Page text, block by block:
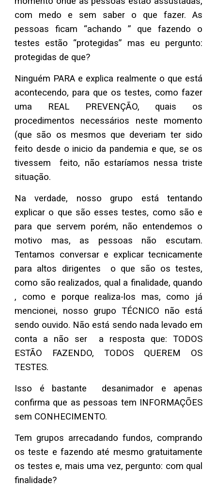
com medo e sem saber o que fazer. As
pessoas ficam “achando ” que fazendo o
testes estão “protegidas” mas eu pergunto:
protegidas de que?
Ninguém PARA e explica realmente o que está
acontecendo, para que os testes, como fazer
uma REAL PREVENÇÃO, quais os
procedimentos necessários neste momento
(que são os mesmos que deveriam ter sido
feito desde o inicio da pandemia e que, se os
tivessem feito, não estaríamos nessa triste
situação.
Na verdade, nosso grupo está tentando
explicar o que são esses testes, como são e
para que servem porém, não entendemos o
motivo mas, as pessoas não escutam.
Tentamos conversar e explicar tecnicamente
para altos dirigentes o que são os testes,
como são realizados, qual a finalidade, quando
, como e porque realiza-los mas, como já
mencionei, nosso grupo TÉCNICO não está
sendo ouvido. Não está sendo nada levado em
conta a não ser a resposta que: TODOS
ESTÃO FAZENDO, TODOS QUEREM OS
TESTES.
Isso é bastante desanimador e apenas
confirma que as pessoas tem INFORMAÇÕES
sem CONHECIMENTO.
Tem grupos arrecadando fundos, comprando
os teste e fazendo até mesmo gratuitamente
os testes e, mais uma vez, pergunto: com qual
finalidade?